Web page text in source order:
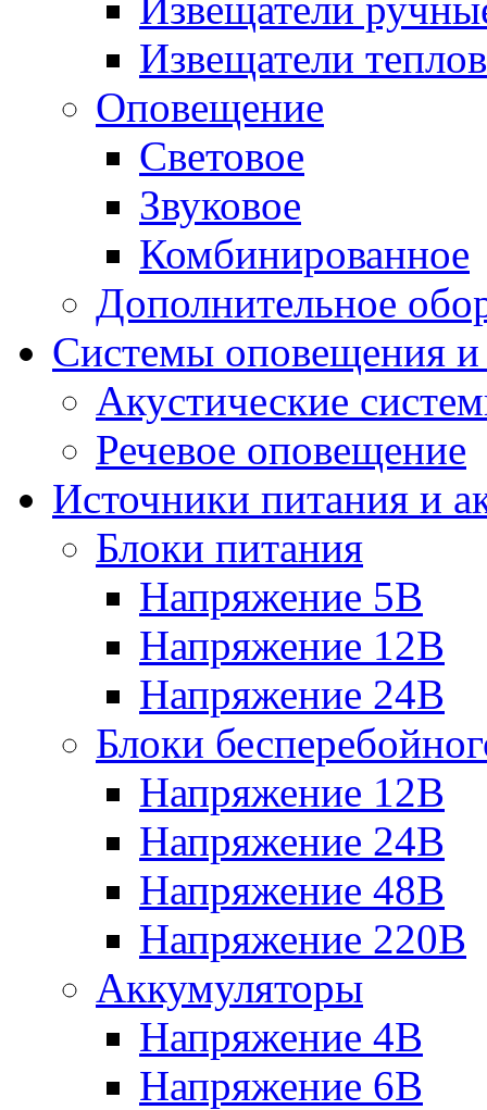
Извещатели
Оповещение
Световое
Звуковое
Комбинированное
Дополнительное
Системы оповещения и
Акустические
Речевое оповещение
Источники питания и
Блоки питания
Напряжение 5В
Напряжение 12В
Напряжение 24В
Блоки
Напряжение 12В
Напряжение 24В
Напряжение 48В
Напряжение 220В
Аккумуляторы
Напряжение 4В
Напряжение 6В